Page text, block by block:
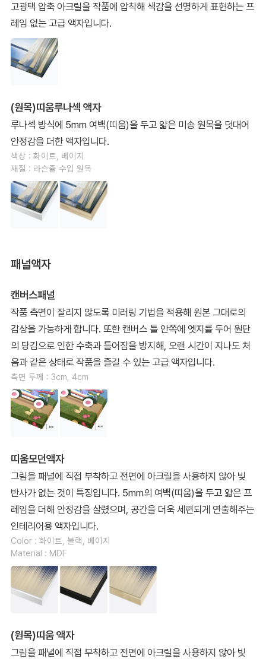
고광택 압축 아크릴을 작품에 압착해 색감을 선명하게 표현하는 프
레임 없는 고급 액자입니다.
(원목)띠움루나섹 액자
루나섹 방식에 5mm 여백(띠움)을 두고 얇은 미송 원목을 덧대어
안정감을 더한 액자입니다.
색상 : 화이트, 베이지
재질 : 라슨쥴 수입 원목
패널액자
캔버스패널
작품 측면이 잘리지 않도록 미러링 기법을 적용해 원본 그대로의
감상을 가능하게 합니다. 또한 캔버스 틀 안쪽에 엣지를 두어 원단
의 당김으로 인한 수축과 틀어짐을 방지해, 오랜 시간이 지나도 처
음과 같은 상태로 작품을 즐길 수 있는 고급 액자입니다.
측면 두께 : 3cm, 4cm
띠움모던액자
그림을 패널에 직접 부착하고 전면에 아크릴을 사용하지 않아 빛
반사가 없는 것이 특징입니다. 5mm의 여백(띠움)을 두고 얇은 프
레임을 더해 안정감을 살렸으며, 공간을 더욱 세련되게 연출해주는
인테리어용 액자입니다.
Color : 화이트, 블랙, 베이지
Material : MDF
(원목)띠움 액자
그림을 패널에 직접 부착하고 전면에 아크릴을 사용하지 않아 빛